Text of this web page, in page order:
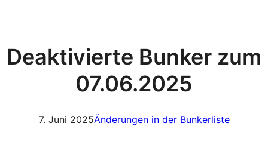
Deaktivierte Bunker zum
07.06.2025
7. Juni 2025Änderungen in der Bunkerliste